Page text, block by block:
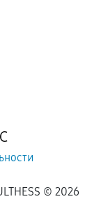
© 2026